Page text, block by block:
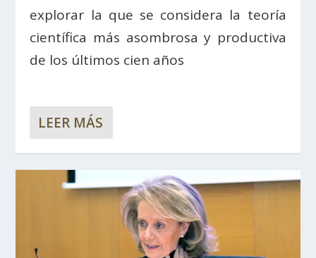
explorar la que se considera la teoría
científica más asombrosa y productiva
de los últimos cien años
LEER MÁS